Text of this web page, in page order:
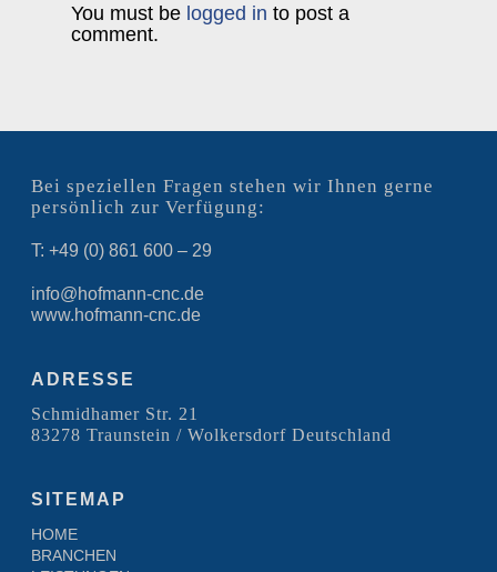
You must be logged in to post a
comment.
Bei speziellen Fragen stehen wir Ihnen gerne
persönlich zur Verfügung:
T: +49 (0) 861 600 – 29
info@hofmann-cnc.de
www.hofmann-cnc.de
ADRESSE
Schmidhamer Str. 21
83278 Traunstein / Wolkersdorf Deutschland
SITEMAP
HOME
BRANCHEN